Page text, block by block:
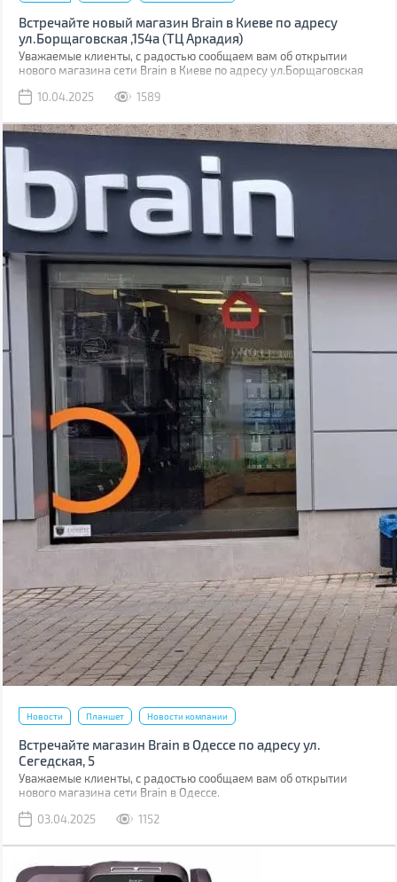
Встречайте новый магазин Brain в Киеве по адресу
ул.Борщаговская ,154а (ТЦ Аркадия)
Уважаемые клиенты, с радостью сообщаем вам об открытии
нового магазина сети Brain в Киеве по адресу ул.Борщаговская
10.04.2025
1589
Новости Планшет Новости компании
Встречайте магазин Brain в Одессе по адресу ул.
Сегедская, 5
Уважаемые клиенты, с радостью сообщаем вам об открытии
нового магазина сети Brain в Одессе.
03.04.2025
1152